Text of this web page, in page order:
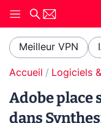
Meilleur VPN
Accueil Logiciels
Adobe place
dans